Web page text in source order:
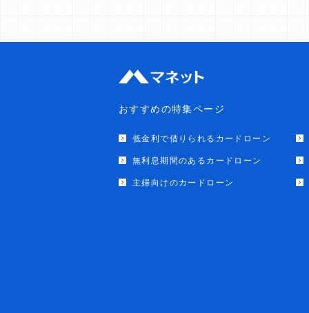
おすすめの特集ページ
低金利で借りられるカードローン
無利息期間のあるカードローン
主婦向けのカードローン